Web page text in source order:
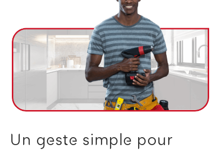
Un geste simple pour
Jardinage
Petits travaux de bricolage
Autres services
Informations supplémentaires du besoin